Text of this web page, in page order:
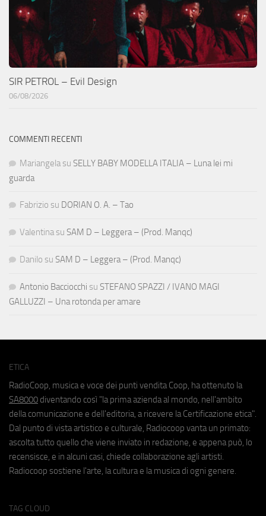
SIR PETROL – Evil Design
06/08/2026
COMMENTI RECENTI
Mariangela su SELLY BABY MODELLA ITALIA – Luna lei mi
guarda
Fabrizio su DORIAN O. A. – Tao
Valentina su SAM D – Leggera – (Prod. Manqc)
Danilo su SAM D – Leggera – (Prod. Manqc)
Antonio Bacciocchi su STEFANO SPAZZI / IVANO MAGI
GALLUZZI – Una rotonda per amare
ETICA
RadioCoop, musica e voce dei punti vendita Coop, ha ottenuto la
SA8000 diventando così "la prima azienda al mondo, nell'ambito
della comunicazione e dell'editoria, a ricevere la Certificazione etica".
Dal punto di vista artistico e culturale, Radiocoop vanta un primato:
ascolta tutto quello che viene inviato in redazione, e appena può, lo
recensisce, e in alcuni casi, chiede collaborazione agli artisti.
Radiocoop sostiene l'arte, la cultura e la musica di ogni genere.
TAG CLOUD